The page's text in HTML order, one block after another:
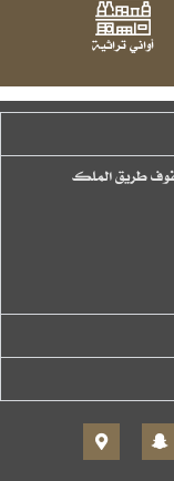
أواني تراثية
طريق الملك